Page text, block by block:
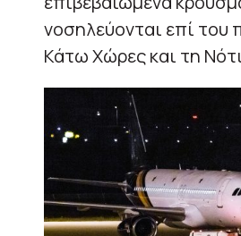
νοσηλεύονται επί του
Κάτω Χώρες και τη